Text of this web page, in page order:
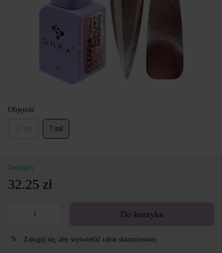
Objętość
7 ml
Dostępny
32.25 zł
Do koszyka
% Zaloguj się , aby wyświetlić rabat skumulowany